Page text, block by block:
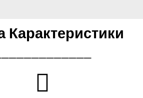
Карактеристики